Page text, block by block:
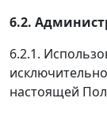
6.2.
6.2.1.
настоящей